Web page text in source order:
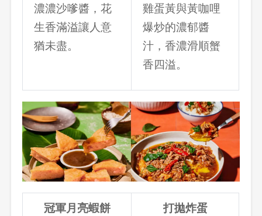
濃濃沙嗲醬，花
生香滿溢讓人意
猶未盡。
雞蛋黃與黃咖哩
爆炒的濃郁醬
汁，香濃滑順蟹
香四溢。
冠軍月亮蝦餅 打拋炸蛋